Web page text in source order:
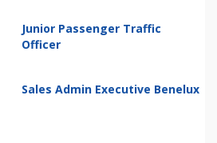
Junior Passenger Traffic
Officer
Sales Admin Executive Benelux